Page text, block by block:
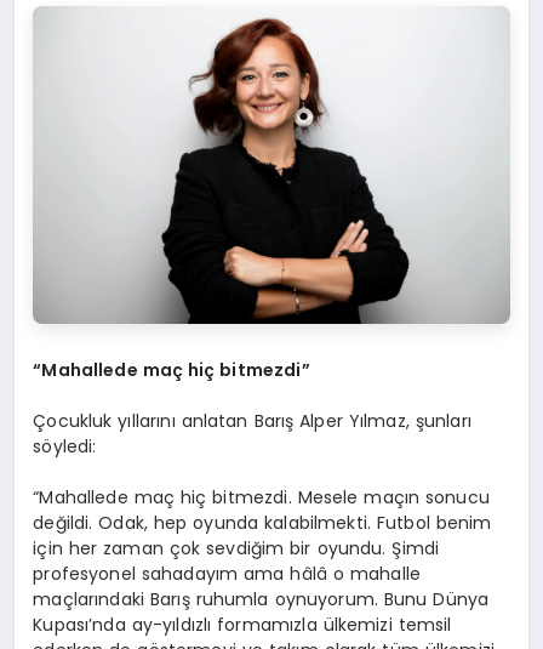
“Mahallede maç hiç bitmezdi”
Çocukluk yıllarını anlatan Barış Alper Yılmaz, şunları
söyledi:
“Mahallede maç hiç bitmezdi. Mesele maçın sonucu
değildi. Odak, hep oyunda kalabilmekti. Futbol benim
için her zaman çok sevdiğim bir oyundu. Şimdi
profesyonel sahadayım ama hâlâ o mahalle
maçlarındaki Barış ruhumla oynuyorum. Bunu Dünya
Kupası’nda ay-yıldızlı formamızla ülkemizi temsil